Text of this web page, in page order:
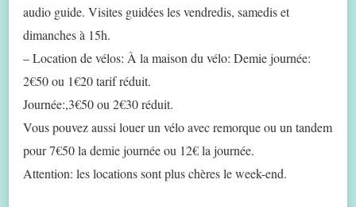
audio guide. Visites guidées les vendredis, samedis et
dimanches à 15h.
– Location de vélos: À la maison du vélo: Demie journée:
2€50 ou 1€20 tarif réduit.
Journée:,3€50 ou 2€30 réduit.
Vous pouvez aussi louer un vélo avec remorque ou un tandem
pour 7€50 la demie journée ou 12€ la journée.
Attention: les locations sont plus chères le week-end.